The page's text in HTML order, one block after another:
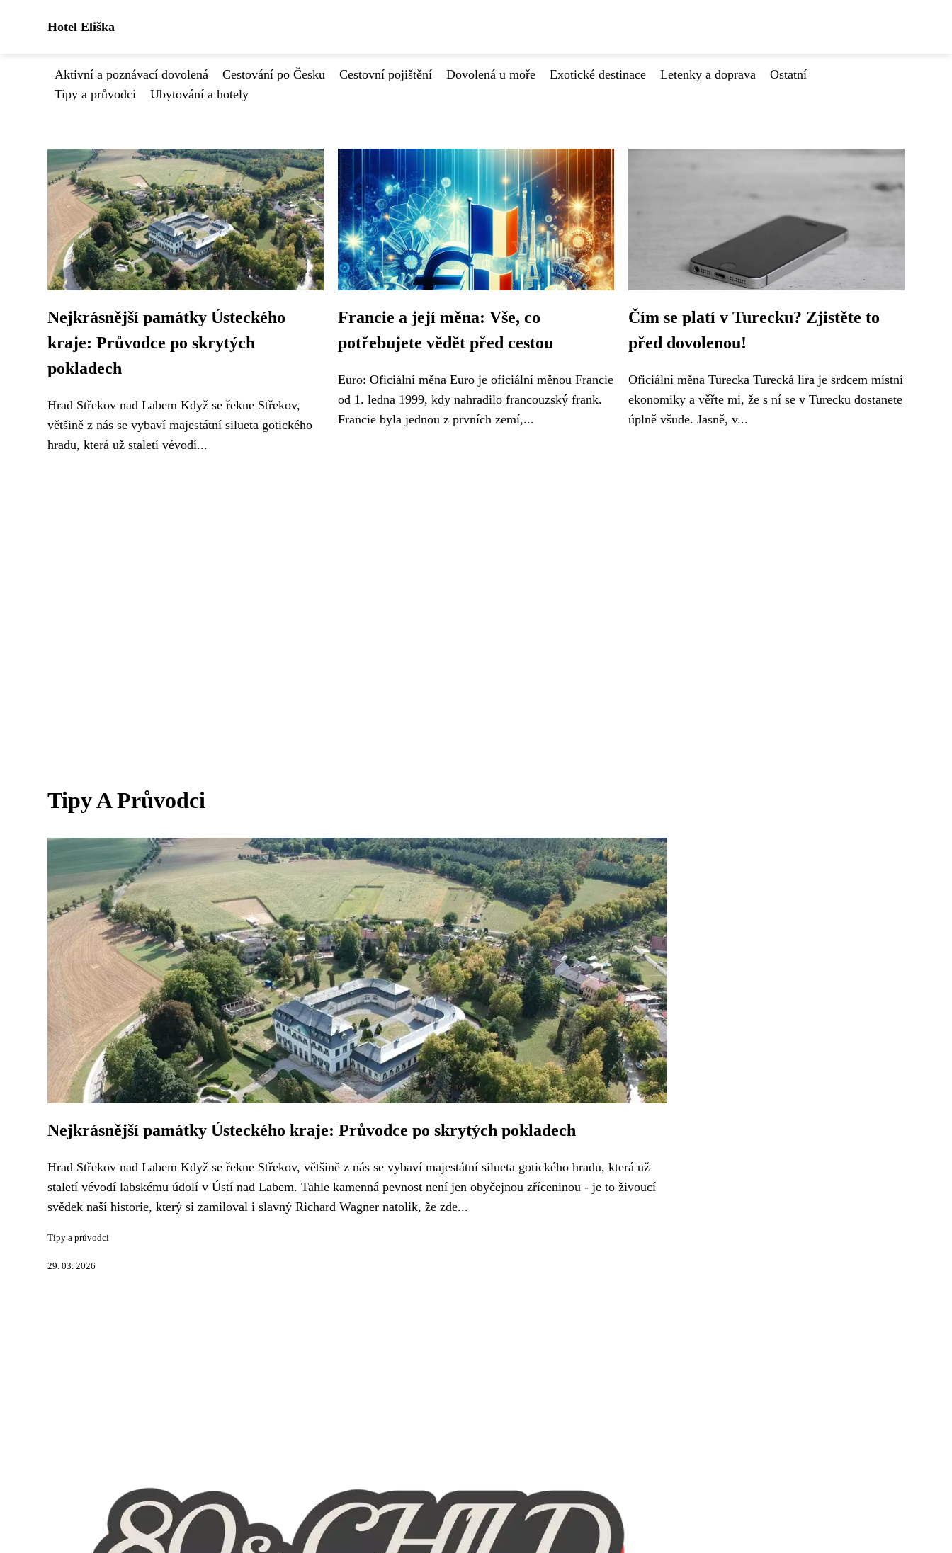
Hotel Eliška
Aktivní a poznávací dovolená Cestování po Česku Cestovní pojištění Dovolená u moře Exotické destinace Letenky a doprava
Ostatní
Tipy a průvodci
Ubytování a hotely
Nejkrásnější památky Ústeckého
kraje: Průvodce po skrytých
pokladech
Hrad Střekov nad Labem Když se řekne Střekov,
většině z nás se vybaví majestátní silueta gotického
hradu, která už staletí vévodí...
Francie a její měna: Vše, co
potřebujete vědět před cestou
Euro: Oficiální měna Euro je oficiální měnou Francie
od 1. ledna 1999, kdy nahradilo francouzský frank.
Francie byla jednou z prvních zemí,...
Čím se platí v Turecku? Zjistěte to
před dovolenou!
Oficiální měna Turecka Turecká lira je srdcem místní
ekonomiky a věřte mi, že s ní se v Turecku dostanete
úplně všude. Jasně, v...
Tipy A Průvodci
Nejkrásnější památky Ústeckého kraje: Průvodce po skrytých pokladech
Hrad Střekov nad Labem Když se řekne Střekov, většině z nás se vybaví majestátní silueta gotického hradu, která už
staletí vévodí labskému údolí v Ústí nad Labem. Tahle kamenná pevnost není jen obyčejnou zříceninou - je to živoucí
svědek naší historie, který si zamiloval i slavný Richard Wagner natolik, že zde...
Tipy a průvodci
29. 03. 2026